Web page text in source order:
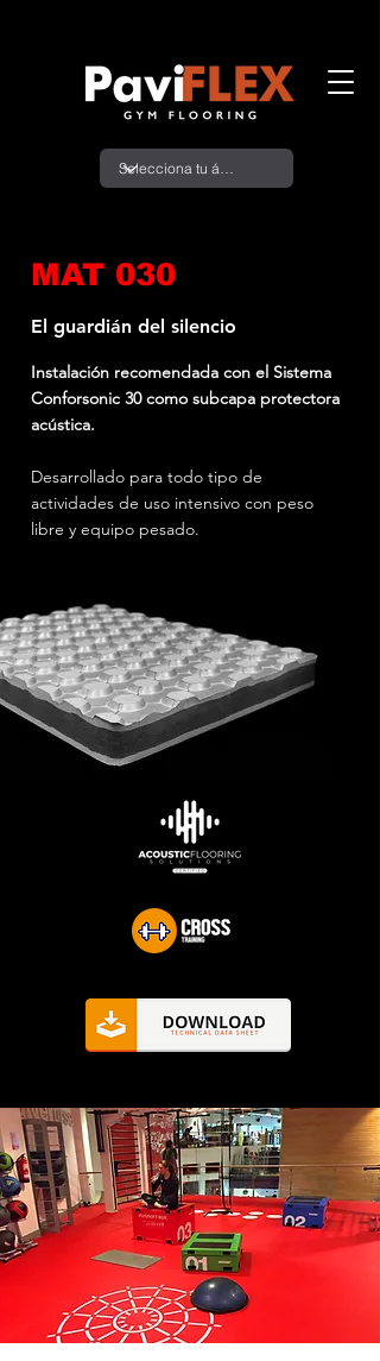
MAT 030
El guardián del silencio
Instalación recomendada con el Sistema
Conforsonic 30 como subcapa protectora
acústica.
Desarrollado para todo tipo de
actividades de uso intensivo con peso
libre y equipo pesado.